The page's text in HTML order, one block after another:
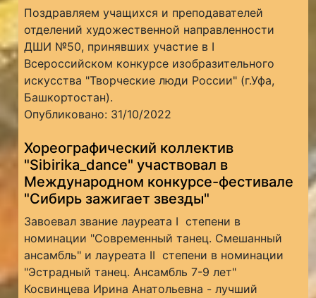
Поздравляем учащихся и преподавателей
отделений художественной направленности
ДШИ №50, принявших участие в I
Всероссийском конкурсе изобразительного
искусства "Творческие люди России" (г.Уфа,
Башкортостан).
Опубликовано: 31/10/2022
Хореографический коллектив
"Sibirika_dance" участвовал в
Международном конкурсе-фестивале
"Сибирь зажигает звезды"
Завоевал звание лауреата I степени в
номинации "Современный танец. Смешанный
ансамбль" и лауреата II степени в номинации
"Эстрадный танец. Ансамбль 7-9 лет"
Косвинцева Ирина Анатольевна - лучший